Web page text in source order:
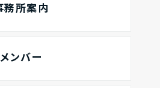
務所案内
メンバー